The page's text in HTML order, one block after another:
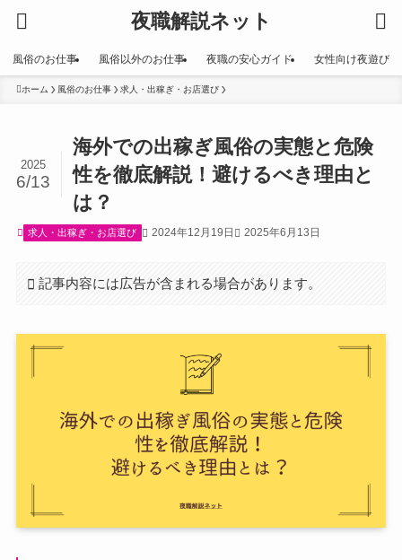
夜職解説ネット
風俗のお仕事 風俗以外のお仕事 夜職の安心ガイド 女性向け夜遊び
ホーム 風俗のお仕事 求人・出稼ぎ・お店選び
海外での出稼ぎ風俗の実態と危険
性を徹底解説！避けるべき理由と
は？
2025
6/13
求人・出稼ぎ・お店選び 2024年12月19日 2025年6月13日
記事内容には広告が含まれる場合があります。